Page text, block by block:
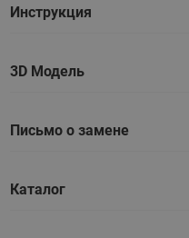
Инструкция
3D Модель
Письмо о замене
Каталог